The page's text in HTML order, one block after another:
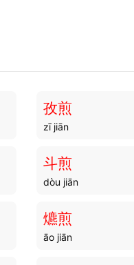
斗门
斗风
斗姥
孜煎
zī jiān
斗煎
dòu jiān
爊煎
āo jiān